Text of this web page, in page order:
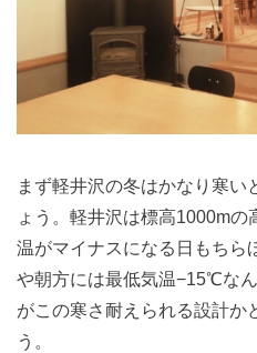
まず軽井沢の冬はかなり寒い
ょう。軽井沢は標高1000m
温がマイナスになる日もちら
や朝方には最低気温−15℃な
がこの寒さ耐えられる設計か
う。